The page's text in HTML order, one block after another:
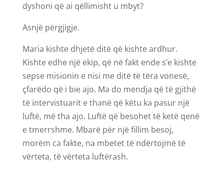
dyshoni që ai qëllimisht u mbyt?
Asnjë përgjigje.
Maria kishte dhjetë ditë që kishte ardhur.
Kishte edhe një ekip, që në fakt ende s’e kishte
sepse misionin e nisi me ditë të tëra vonesë,
çfarëdo që i bie ajo. Ma do mendja që të gjithë
të intervistuarit e thanë që këtu ka pasur një
luftë, më tha ajo. Luftë që besohet të ketë qenë
e tmerrshme. Mbarë për një fillim besoj,
morëm ca fakte, na mbetet të ndërtojmë të
vërteta, të vërteta luftërash.